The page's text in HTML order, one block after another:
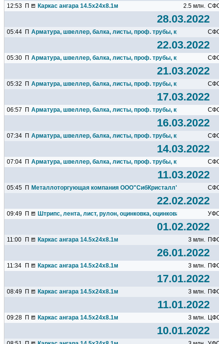
12:53 П Каркас ангара 14.5х24х8.1м 2.5 млн.
28.03.2022
05:44 П Арматура, швеллер, балка, листы, проф. трубы, круг, квадрат...
22.03.2022
05:30 П Арматура, швеллер, балка, листы, проф. трубы, круг, квадрат...
21.03.2022
05:32 П Арматура, швеллер, балка, листы, проф. трубы, круг, квадрат...
17.03.2022
06:57 П Арматура, швеллер, балка, листы, проф. трубы, круг, квадрат...
16.03.2022
07:34 П Арматура, швеллер, балка, листы, проф. трубы, круг, квадрат...
14.03.2022
07:04 П Арматура, швеллер, балка, листы, проф. трубы, круг, квадрат.
11.03.2022
05:45 П Металлоторгующая компания ООО"СибКристалл"
22.02.2022
09:49 П Штрипс, лента, лист, рулон, оцинковка, оцинкованный...
01.02.2022
11:00 П Каркас ангара 14.5х24х8.1м 3 млн.
26.01.2022
11:34 П Каркас ангара 14.5х24х8.1м 3 млн.
17.01.2022
08:49 П Каркас ангара 14.5х24х8.1м 3 млн.
11.01.2022
09:28 П Каркас ангара 14.5х24х8.1м 3 млн.
10.01.2022